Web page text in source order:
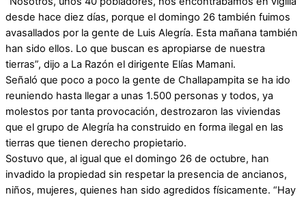
desde hace diez días, porque el domingo 26 también fuimos
avasallados por la gente de Luis Alegría. Esta mañana también
han sido ellos. Lo que buscan es apropiarse de nuestra
tierras”, dijo a La Razón el dirigente Elías Mamani.
Señaló que poco a poco la gente de Challapampita se ha ido
reuniendo hasta llegar a unas 1.500 personas y todos, ya
molestos por tanta provocación, destrozaron las viviendas
que el grupo de Alegría ha construido en forma ilegal en las
tierras que tienen derecho propietario.
Sostuvo que, al igual que el domingo 26 de octubre, han
invadido la propiedad sin respetar la presencia de ancianos,
niños, mujeres, quienes han sido agredidos físicamente. “Hay